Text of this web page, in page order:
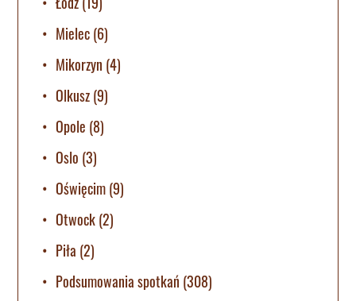
Mielec(6)
Mikorzyn (4)
Olkusz(9)
Opole (8)
Oslo (3)
Oświęcim(9)
Otwock(2)
Piła (2)
Podsumowania spotkań (308)